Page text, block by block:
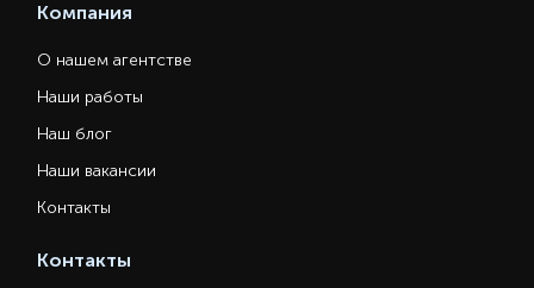
Компания
О нашем агентстве
Наши работы
Наш блог
Наши вакансии
Контакты
Контакты